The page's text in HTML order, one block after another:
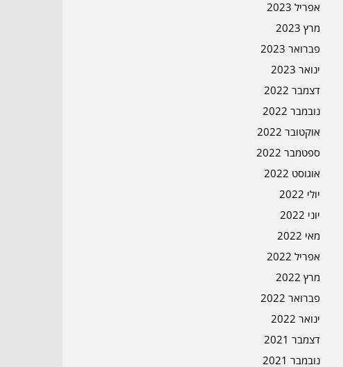
אפריל 2023
מרץ 2023
פברואר 2023
ינואר 2023
דצמבר 2022
נובמבר 2022
אוקטובר 2022
ספטמבר 2022
אוגוסט 2022
יולי 2022
יוני 2022
מאי 2022
אפריל 2022
מרץ 2022
פברואר 2022
ינואר 2022
דצמבר 2021
נובמבר 2021